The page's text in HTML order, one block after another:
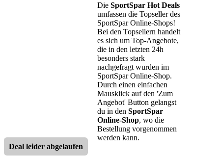
Die SportSpar Hot Deals
umfassen die Topseller des
SportSpar Online-Shops!
Bei den Topsellern handelt
es sich um Top-Angebote,
die in den letzten 24h
besonders stark
nachgefragt wurden im
SportSpar Online-Shop.
Durch einen einfachen
Mausklick auf den 'Zum
Angebot' Button gelangst
du in den SportSpar
Online-Shop, wo die
Bestellung vorgenommen
werden kann.
Deal leider abgelaufen